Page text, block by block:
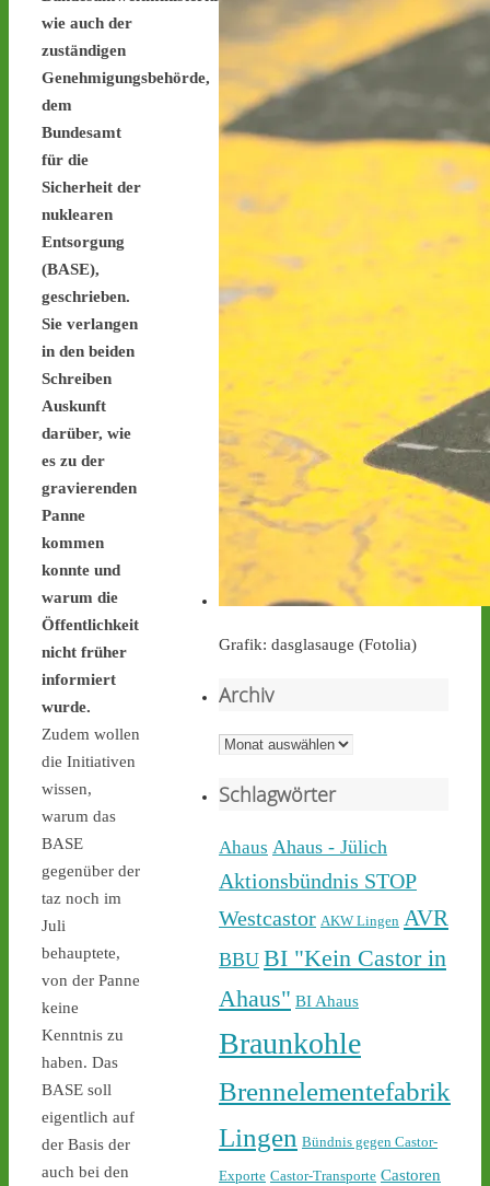
wie auch der
zuständigen
Genehmigungsbehörde,
dem
Bundesamt
für die
Sicherheit der
nuklearen
Entsorgung
(BASE),
geschrieben.
Sie verlangen
in den beiden
Schreiben
Auskunft
darüber, wie
es zu der
gravierenden
Panne
kommen
konnte und
warum die
Öffentlichkeit
nicht früher
informiert
wurde.
Zudem wollen
die Initiativen
wissen,
warum das
BASE
gegenüber der
taz noch im
Juli
behauptete,
von der Panne
keine
Kenntnis zu
haben. Das
BASE soll
eigentlich auf
der Basis der
auch bei den
stoppen.de/ticker/
#atommüll
#castor
castor-stoppen.de
Ticker – Castor
stoppen!
Castor stoppen!
@castorstoppen.bsky.social
⋅
Gegen 23.20 Uhr ist der
12. Castortransport im
Kreuz Holz abgebogen
Richtung Neuss auf die
A46 - castor-
stoppen.de/ticker/#route
#atommüll #castor
castor-stoppen.de
Ticker – Castor
stoppen!
@castorstoppen.bsky.social
⋅
nach #Ahaus nun rollt,
Protest gegen die
unnötigen & gefährlichen
Atommülltransporte über
NRWs Autobahnen
Mahnwache versammelt -
castor-stoppen.de/ticker/
#atommüll #castor
Grafik: dasglasauge (Fotolia)
Archiv
Archiv
Schlagwörter
Ahaus Ahaus - Jülich
Aktionsbündnis STOP
Westcastor AKW Lingen AVR
BBU BI "Kein Castor in
Ahaus" BI Ahaus
Braunkohle
Brennelementefabrik
Lingen Bündnis gegen Castor-
Exporte Castor-Transporte Castoren